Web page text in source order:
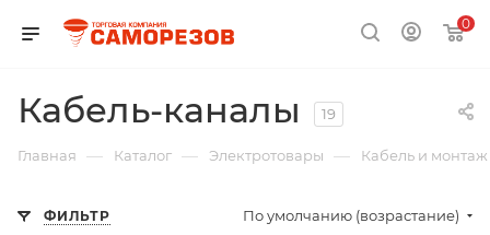
0
Кабель-каналы 19
Главная — Каталог — Электротовары — Кабель и монтаж
ФИЛЬТР По умолчанию (возрастание)